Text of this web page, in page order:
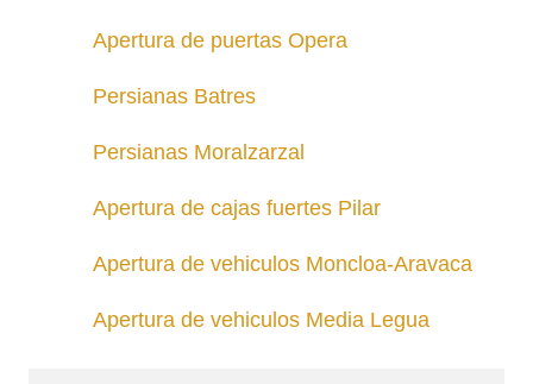
Apertura de puertas Opera
Persianas Batres
Persianas Moralzarzal
Apertura de cajas fuertes Pilar
Apertura de vehiculos Moncloa-Aravaca
Apertura de vehiculos Media Legua